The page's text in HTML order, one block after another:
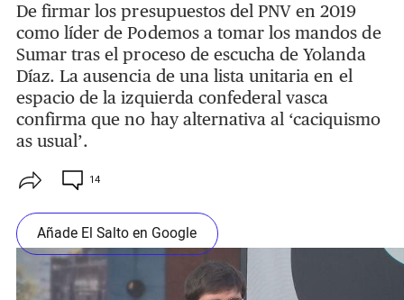
De firmar los presupuestos del PNV en 2019
como líder de Podemos a tomar los mandos de
Sumar tras el proceso de escucha de Yolanda
Díaz. La ausencia de una lista unitaria en el
espacio de la izquierda confederal vasca
confirma que no hay alternativa al ‘caciquismo
as usual’.
14
Añade El Salto en Google